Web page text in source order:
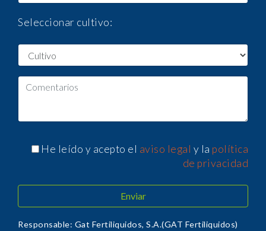
Seleccionar cultivo:
He leído y acepto el aviso legal y la política
de privacidad
Responsable: Gat Fertiliquidos, S.A.(GAT Fertiliquidos)